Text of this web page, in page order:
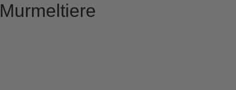
Murmeltiere